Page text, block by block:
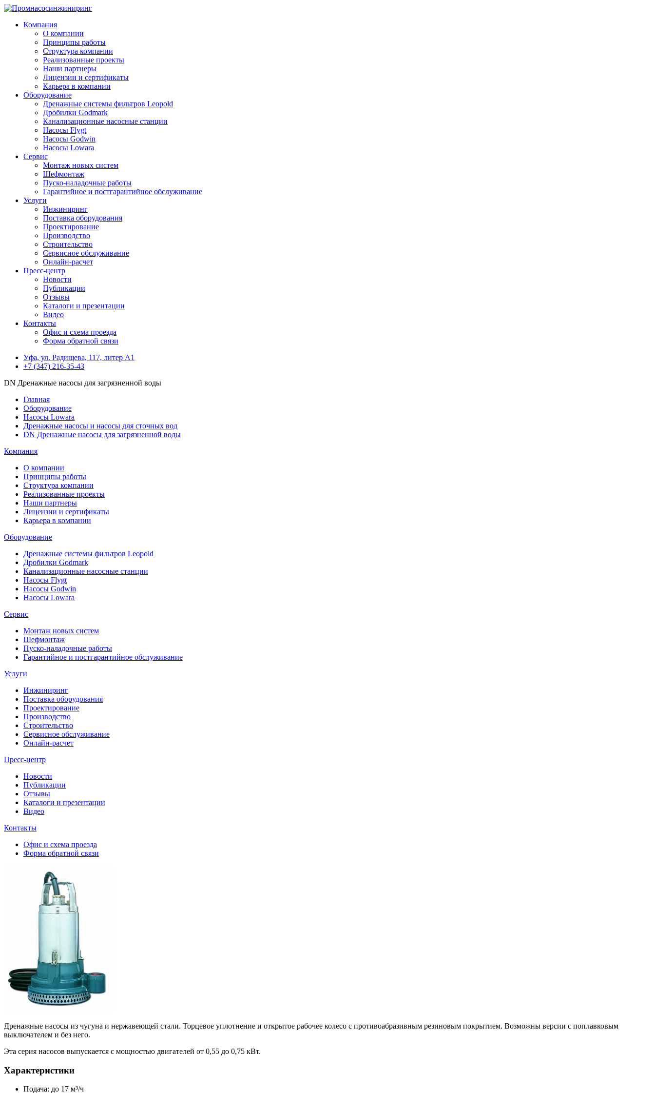
Компания
О компании
Принципы работы
Структура компании
Реализованные проекты
Наши партнеры
Лицензии и сертификаты
Карьера в компании
Оборудование
Дренажные системы фильтров Leopold
Дробилки Godmark
Канализационные насосные станции
Насосы Flygt
Насосы Godwin
Насосы Lowara
Сервис
Монтаж новых систем
Шефмонтаж
Пуско-наладочные работы
Гарантийное и постгарантийное обслуживание
Услуги
Инжиниринг
Поставка оборудования
Проектирование
Производство
Строительство
Сервисное обслуживание
Онлайн-расчет
Пресс-центр
Новости
Публикации
Отзывы
Каталоги и презентации
Видео
Контакты
Офис и схема проезда
Форма обратной связи
Уфа, ул. Радищева, 117, литер А1
+7 (347) 216-35-43
DN Дренажные насосы для загрязненной воды
Главная
Оборудование
Насосы Lowara
Дренажные насосы и насосы для сточных вод
DN Дренажные насосы для загрязненной воды
Компания
О компании
Принципы работы
Структура компании
Реализованные проекты
Наши партнеры
Лицензии и сертификаты
Карьера в компании
Оборудование
Дренажные системы фильтров Leopold
Дробилки Godmark
Канализационные насосные станции
Насосы Flygt
Насосы Godwin
Насосы Lowara
Сервис
Монтаж новых систем
Шефмонтаж
Пуско-наладочные работы
Гарантийное и постгарантийное обслуживание
Услуги
Инжиниринг
Поставка оборудования
Проектирование
Производство
Строительство
Сервисное обслуживание
Онлайн-расчет
Пресс-центр
Новости
Публикации
Отзывы
Каталоги и презентации
Видео
Контакты
Офис и схема проезда
Форма обратной связи
Дренажные насосы из чугуна и нержавеющей стали. Торцевое уплотнение и открытое рабочее колесо с противоабразивным резиновым покрытием. Возможны версии с поплавковым
выключателем и без него.
Эта серия насосов выпускается с мощностью двигателей от 0,55 до 0,75 кВт.
Характеристики
Подача: до 17 м³/ч